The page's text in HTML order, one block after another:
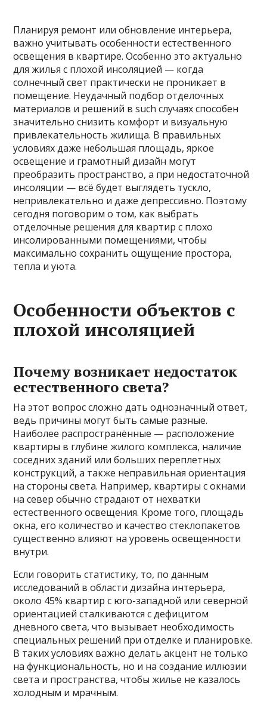
Планируя ремонт или обновление интерьера,
важно учитывать особенности естественного
освещения в квартире. Особенно это актуально
для жилья с плохой инсоляцией — когда
солнечный свет практически не проникает в
помещение. Неудачный подбор отделочных
материалов и решений в such случаях способен
значительно снизить комфорт и визуальную
привлекательность жилища. В правильных
условиях даже небольшая площадь, яркое
освещение и грамотный дизайн могут
преобразить пространство, а при недостаточной
инсоляции — всё будет выглядеть тускло,
непривлекательно и даже депрессивно. Поэтому
сегодня поговорим о том, как выбрать
отделочные решения для квартир с плохо
инсолированными помещениями, чтобы
максимально сохранить ощущение простора,
тепла и уюта.
Особенности объектов с
плохой инсоляцией
Почему возникает недостаток
естественного света?
На этот вопрос сложно дать однозначный ответ,
ведь причины могут быть самые разные.
Наиболее распространённые — расположение
квартиры в глубине жилого комплекса, наличие
соседних зданий или больших переплетных
конструкций, а также неправильная ориентация
на стороны света. Например, квартиры с окнами
на север обычно страдают от нехватки
естественного освещения. Кроме того, площадь
окна, его количество и качество стеклопакетов
существенно влияют на уровень освещенности
внутри.
Если говорить статистику, то, по данным
исследований в области дизайна интерьера,
около 45% квартир с юго-западной или северной
ориентацией сталкиваются с дефицитом
дневного света, что вызывает необходимость
специальных решений при отделке и планировке.
В таких условиях важно делать акцент не только
на функциональность, но и на создание иллюзии
света и пространства, чтобы жилье не казалось
холодным и мрачным.